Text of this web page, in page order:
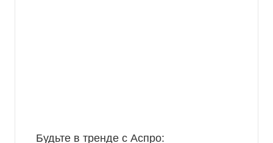
Будьте в тренде с Аспро: